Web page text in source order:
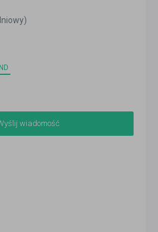
ND
wiadomość